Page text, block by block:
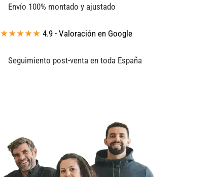
Envío 100% montado y ajustado
★★★★★ 4.9 - Valoración en Google
Seguimiento post-venta en toda España